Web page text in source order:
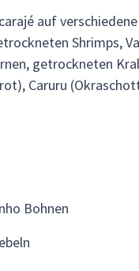
auf
Shrimps,
getrockneten
Caruru
Bohnen